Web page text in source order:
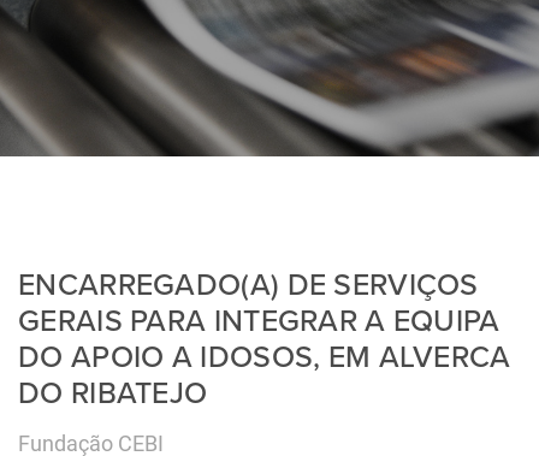
ENCARREGADO(A) DE SERVIÇOS
GERAIS PARA INTEGRAR A EQUIPA
DO APOIO A IDOSOS, EM ALVERCA
DO RIBATEJO
Fundação CEBI